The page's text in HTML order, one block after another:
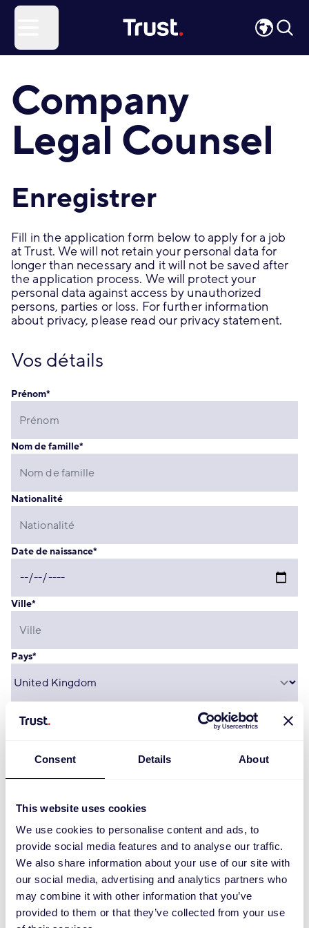
Consent Details About
This website uses cookies
We use cookies to personalise content and ads, to
provide social media features and to analyse our traffic.
We also share information about your use of our site with
our social media, advertising and analytics partners who
may combine it with other information that you’ve
provided to them or that they’ve collected from your use
Company
Legal Counsel
Enregistrer
Fill in the application form below to apply for a job
at Trust. We will not retain your personal data for
longer than necessary and it will not be saved after
the application process. We will protect your
personal data against access by unauthorized
persons, parties or loss. For further information
about privacy, please read our privacy statement.
Vos détails
Prénom*
Nom de famille*
Nationalité
Date de naissance*
Ville*
Pays*
Téléphone portable
Adresse e-mail*